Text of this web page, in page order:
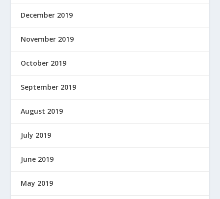
December 2019
November 2019
October 2019
September 2019
August 2019
July 2019
June 2019
May 2019